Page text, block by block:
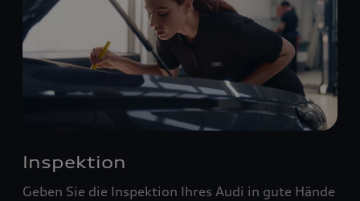
Inspektion
Geben Sie die Inspektion Ihres Audi in gute Hände